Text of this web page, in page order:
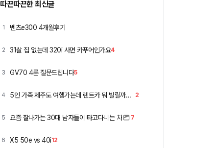
따끈따끈한 최신글
1 벤츠e300 4개월후기
2 31살 집 없는데 320i 사면 카푸어인가요4
3 GV70 4륜 질문드립니다5
4 5인 가족 제주도 여행가는데 렌트카 뭐 빌릴까요 ㅎ 2
5 요즘 잘나가는 30대 남자들이 타고다니는 차 7
6 X5 50e vs 40i12